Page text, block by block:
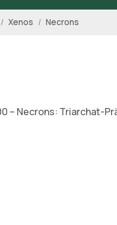
/ Xenos / Necrons